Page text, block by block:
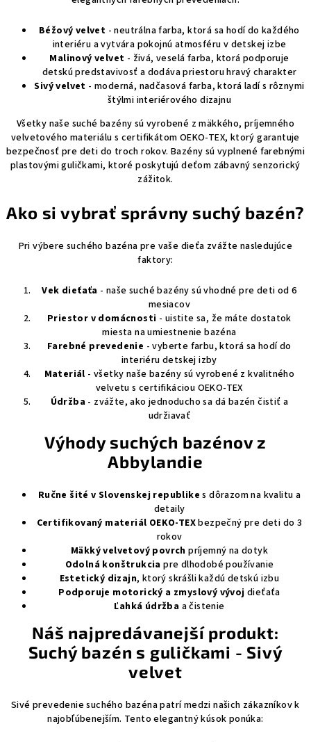
Béžový velvet - neutrálna farba, ktorá sa hodí do každého
interiéru a vytvára pokojnú atmosféru v detskej izbe
Malinový velvet - živá, veselá farba, ktorá podporuje
detskú predstavivosť a dodáva priestoru hravý charakter
Sivý velvet - moderná, nadčasová farba, ktorá ladí s rôznymi
štýlmi interiérového dizajnu
Všetky naše suché bazény sú vyrobené z mäkkého, príjemného
velvetového materiálu s certifikátom OEKO-TEX, ktorý garantuje
bezpečnosť pre deti do troch rokov. Bazény sú vyplnené farebnými
plastovými guličkami, ktoré poskytujú deťom zábavný senzorický
zážitok.
Ako si vybrať správny suchý bazén?
Pri výbere suchého bazéna pre vaše dieťa zvážte nasledujúce
faktory:
Vek dieťaťa - naše suché bazény sú vhodné pre deti od 6
mesiacov
Priestor v domácnosti - uistite sa, že máte dostatok
miesta na umiestnenie bazéna
Farebné prevedenie - vyberte farbu, ktorá sa hodí do
interiéru detskej izby
Materiál - všetky naše bazény sú vyrobené z kvalitného
velvetu s certifikáciou OEKO-TEX
Údržba - zvážte, ako jednoducho sa dá bazén čistiť a
udržiavať
Výhody suchých bazénov z
Abbylandie
Ručne šité v Slovenskej republike s dôrazom na kvalitu a
detaily
Certifikovaný materiál OEKO-TEXbezpečný pre deti do 3
rokov
Mäkký velvetový povrch príjemný na dotyk
Odolná konštrukcia pre dlhodobé používanie
Estetický dizajn, ktorý skrášli každú detskú izbu
Podporuje motorický a zmyslový vývoj dieťaťa
Ľahká údržba a čistenie
Náš najpredávanejší produkt:
Suchý bazén s guličkami - Sivý
velvet
Sivé prevedenie suchého bazéna patrí medzi našich zákazníkov k
najobľúbenejším. Tento elegantný kúsok ponúka: